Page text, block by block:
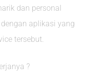
dan personal
aplikasi yang
tersebut.
?